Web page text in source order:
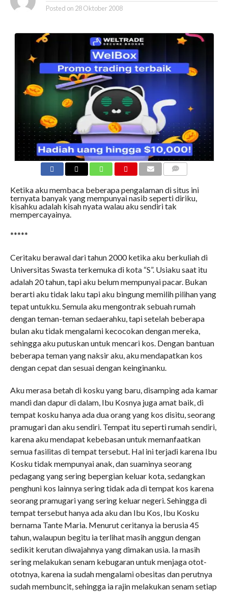
Posted on 28 Oktober 2008
Ketika aku membaca beberapa pengalaman di situs ini
ternyata banyak yang mempunyai nasib seperti diriku,
kisahku adalah kisah nyata walau aku sendiri tak
mempercayainya.
*****
Ceritaku berawal dari tahun 2000 ketika aku berkuliah di
Universitas Swasta terkemuka di kota “S”. Usiaku saat itu
adalah 20 tahun, tapi aku belum mempunyai pacar. Bukan
berarti aku tidak laku tapi aku bingung memilih pilihan yang
tepat untukku. Semula aku mengontrak sebuah rumah
dengan teman-teman sedaerahku, tapi setelah beberapa
bulan aku tidak mengalami kecocokan dengan mereka,
sehingga aku putuskan untuk mencari kos. Dengan bantuan
beberapa teman yang naksir aku, aku mendapatkan kos
dengan cepat dan sesuai dengan keinginanku.
Aku merasa betah di kosku yang baru, disamping ada kamar
mandi dan dapur di dalam, Ibu Kosnya juga amat baik, di
tempat kosku hanya ada dua orang yang kos disitu, seorang
pramugari dan aku sendiri. Tempat itu seperti rumah sendiri,
karena aku mendapat kebebasan untuk memanfaatkan
semua fasilitas di tempat tersebut. Hal ini terjadi karena Ibu
Kosku tidak mempunyai anak, dan suaminya seorang
pedagang yang sering bepergian keluar kota, sedangkan
penghuni kos lainnya sering tidak ada di tempat kos karena
seorang pramugari yang sering keluar negeri. Sehingga di
tempat tersebut hanya ada aku dan Ibu Kos, Ibu Kosku
bernama Tante Maria. Menurut ceritanya ia berusia 45
tahun, walaupun begitu ia terlihat masih anggun dengan
sedikit kerutan diwajahnya yang dimakan usia. Ia masih
sering melakukan senam kebugaran untuk menjaga otot-
ototnya, karena ia sudah mengalami obesitas dan perutnya
sudah membuncit, sehingga ia rajin melakukan senam setiap